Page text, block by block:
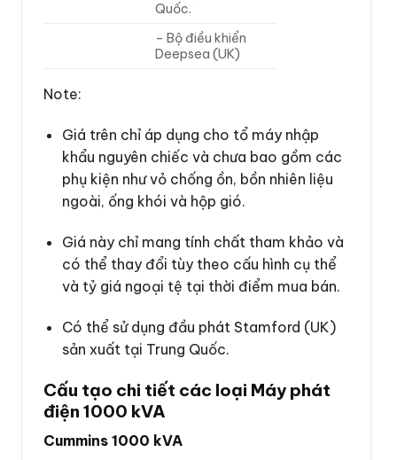
Quốc.
– Bộ điều khiển
Deepsea (UK)
Note:
Giá trên chỉ áp dụng cho tổ máy nhập
khẩu nguyên chiếc và chưa bao gồm các
phụ kiện như vỏ chống ồn, bồn nhiên liệu
ngoài, ống khói và hộp gió.
Giá này chỉ mang tính chất tham khảo và
có thể thay đổi tùy theo cấu hình cụ thể
và tỷ giá ngoại tệ tại thời điểm mua bán.
Có thể sử dụng đầu phát Stamford (UK)
sản xuất tại Trung Quốc.
Cấu tạo chi tiết các loại Máy phát
điện 1000 kVA
Cummins 1000 kVA